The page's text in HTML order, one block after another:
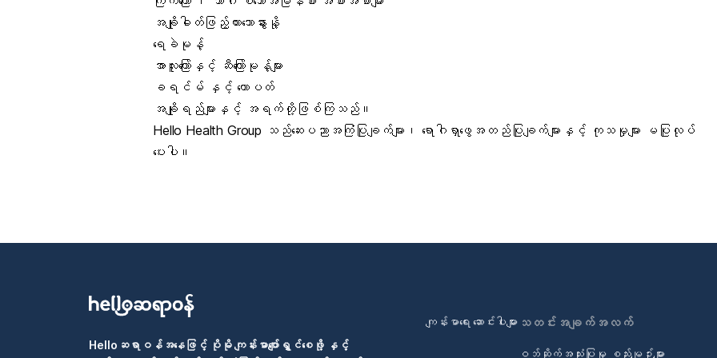
အချိုဓါတ်ဖြည့်ထားသောနွားနို့
ရေခဲမုန့်
အာလူးကြော်နှင့် ဆီကြော်မုန့်များ
ခရင်မ် နှင့် ထောပတ်
အချိုရည်များနှင့် အရက်တို့ဖြစ်ကြသည်။
Hello Health Group သည်ဆေးပညာအကြံပြုချက်များ၊ ရောဂါရှာဖွေအတည်ပြုချက်များနှင့် ကုသမှုများ မပြုလုပ်
ပေးပါ။
Helloဆရာဝန်အနေဖြင့် ပိုမို ကျန်းမာပျော်ရွှင်စေဖို့ နှင့်
ကျန်းမာရေး ဆောင်းပါးများသတင်းအချက်အလက်
ဝဘ်ဆိုက်အသုံးပြုမှု စည်းမျဉ်းများ